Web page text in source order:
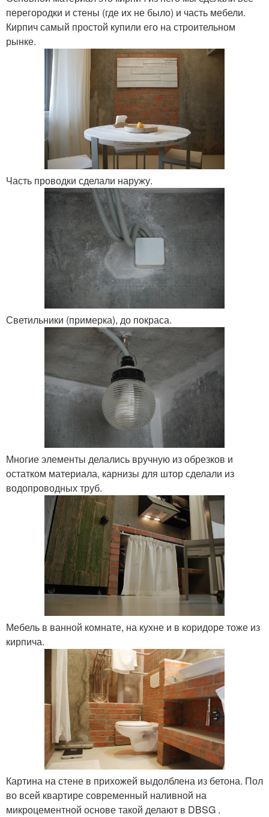
перегородки и стены (где их не было) и часть мебели.
Кирпич самый простой купили его на строительном
рынке.
Часть проводки сделали наружу.
Светильники (примерка), до покраса.
Многие элементы делались вручную из обрезков и
остатком материала, карнизы для штор сделали из
водопроводных труб.
Мебель в ванной комнате, на кухне и в коридоре тоже из
кирпича.
Картина на стене в прихожей выдолблена из бетона. Пол
во всей квартире современный наливной на
микроцементной основе такой делают в DBSG .